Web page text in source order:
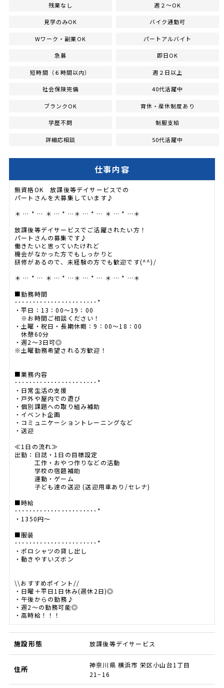
残業なし 週２～OK
見学のみOK バイク通勤可
Wワーク・副業OK パートアルバイト
急募 即日OK
短時間（６時間以内） 週２日以上
社会保険完備 40代活躍中
ブランクOK 育休・産休制度あり
学歴不問 制服支給
詳細応相談 50代活躍中
仕事内容
無資格OK 放課後等デイサービスでの
パートさんを大募集しています♪
＊ … * … ＊ … * …＊ … * … ＊ … * …＊
放課後等デイサービスでご活躍されたい方！
パートさんの募集です♪
働きたいと思っていたけれど
機会がなかった方でもしっかりと
研修があるので、未経験の方でも歓迎です(^^)/
＊ … * … ＊ … * …＊ … * … ＊ … * …＊
■勤務時間
･･･････････････････････*
・平日：13：00～19：00
※お時間ご相談ください！
・土曜・祝日・長期休暇：9：00～18：00
休憩60分
・週2～3日可◎
※土曜勤務希望される方歓迎！
■業務内容
･･･････････････････････*
・日常生活の支援
・戸外や屋内での遊び
・個別課題への取り組み補助
・イベント企画
・コミュニケーショントレーニングなど
・送迎
≪1日の流れ≫
出勤：日誌・1日の目標設定
工作・おやつ作りなどの活動
学校の宿題補助
運動・ゲーム
子ども達の送迎 (送迎用車あり/セレナ)
■時給
･･･････････････････････*
・1350円～
■服装
･･･････････････････････*
・ポロシャツの貸し出し
・動きやすいズボン
\\おすすめポイント//
・日曜＋平日1日休み(週休2日)◎
・午後からの勤務♪
・週2～の勤務可能◎
・高時給！！！
施設形態 放課後等デイサービス
住所
神奈川県 横浜市 栄区小山台1丁目
21−16